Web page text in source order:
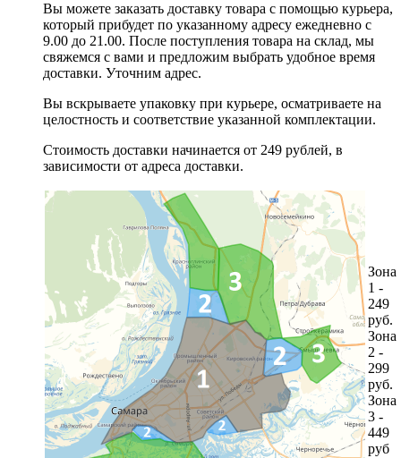
Вы можете заказать доставку товара с помощью курьера,
который прибудет по указанному адресу ежедневно с
9.00 до 21.00. После поступления товара на склад, мы
свяжемся с вами и предложим выбрать удобное время
доставки. Уточним адрес.
Вы вскрываете упаковку при курьере, осматриваете на
целостность и соответствие указанной комплектации.
Стоимость доставки начинается от 249 рублей, в
зависимости от адреса доставки.
Зона
1 -
249
руб.
Зона
2 -
299
руб.
Зона
3 -
449
руб